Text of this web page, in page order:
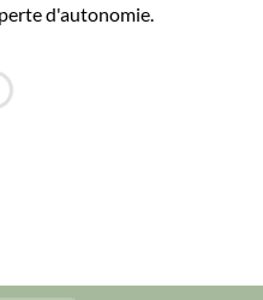
d'autonomie.